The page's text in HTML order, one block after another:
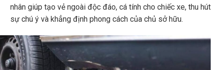
nhân giúp tạo vẻ ngoài độc đáo, cá tính cho chiếc xe, thu hút
sự chú ý và khẳng định phong cách của chủ sở hữu.